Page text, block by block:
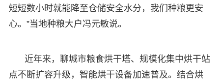
短短数小时就能降至仓储安全水分，我们种粮更安
心。”当地种粮大户冯元敏说。
近年来，聊城市粮食烘干塔、规模化集中烘干站
点不断扩容升级，智能烘干设备加速普及。结合烘